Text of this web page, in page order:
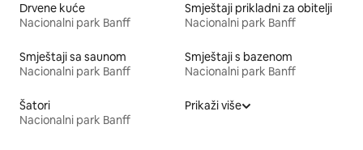
Drvene kuće
Nacionalni park Banff
Smještaji prikladni za obitelji
Nacionalni park Banff
Smještaji sa saunom
Nacionalni park Banff
Smještaji s bazenom
Nacionalni park Banff
Šatori
Nacionalni park Banff
Prikaži više